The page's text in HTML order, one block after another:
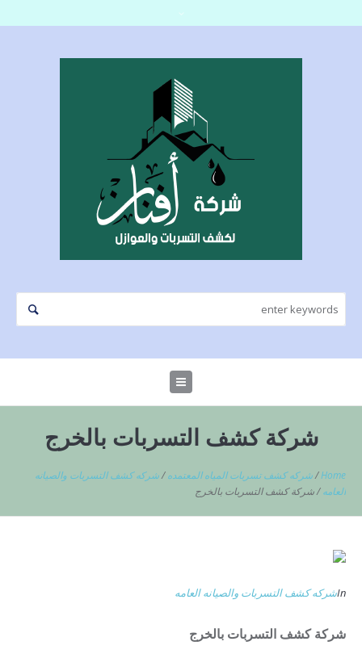
شركة كشف التسربات بالخرج
Home
/شركه كشف تسربات المياه المعتمده /شركه كشف التسربات والصيانه
العامه /شركة كشف التسربات بالخرج
Inشركه كشف التسربات والصيانه العامه
شركة كشف التسربات بالخرج